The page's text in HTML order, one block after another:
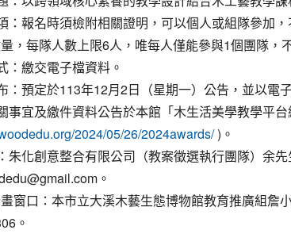
：報名時須檢附相關證明，可以個人或組隊參加
，每隊人數上限6人，唯每人僅能參與1個團隊，
：繳交電子檔資料。
：預定於113年12月2日（星期一）公告，並以電
事宜及繳件資料公告於本館「木生活美學教學平
2024/05/26/2024awards/)。
朱化創意整合有限公司（教案徵選執行團隊）余先
。
窗口：本市立大溪木藝生態博物館教育推廣組詹
。